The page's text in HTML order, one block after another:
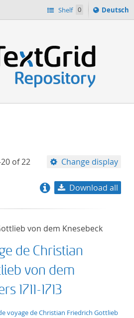
Shelf 0
Sprache
ï¿½ndern
Deutsch
of22 Change display
title ascending
title descending
format
Download all
von dem Knesebeck
de Christian
von dem
1711-1713
voyage de Christian Friedrich Gottlieb